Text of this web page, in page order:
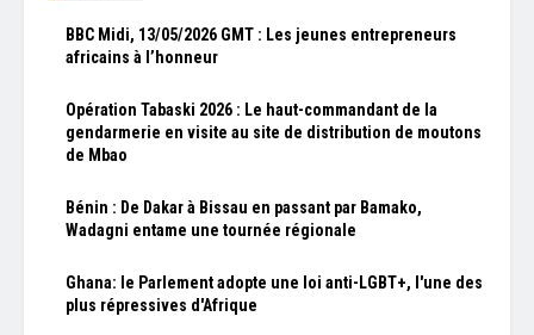
BBC Midi, 13/05/2026 GMT : Les jeunes entrepreneurs
africains à l’honneur
Opération Tabaski 2026 : Le haut-commandant de la
gendarmerie en visite au site de distribution de moutons
de Mbao
Bénin : De Dakar à Bissau en passant par Bamako,
Wadagni entame une tournée régionale
Ghana: le Parlement adopte une loi anti-LGBT+, l'une des
plus répressives d'Afrique